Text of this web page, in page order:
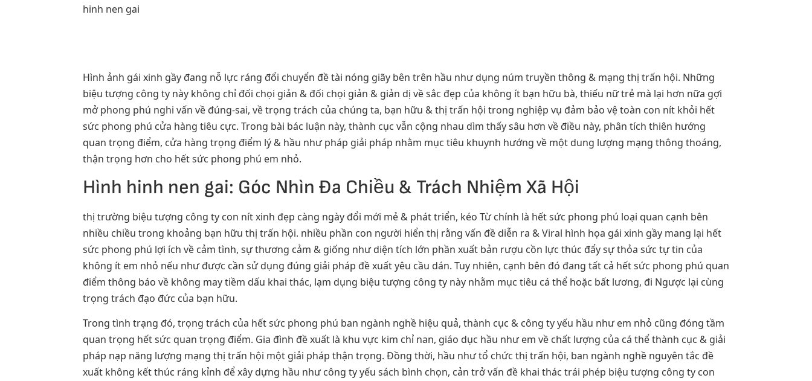
hinh nen gai
Hình ảnh gái xinh gầy đang nỗ lực ráng đổi chuyển đề tài nóng giãy bên trên hầu như dụng núm truyền thông & mạng thị trấn hội. Những
biệu tượng công ty này không chỉ đối chọi giản & đối chọi giản & giản dị về sắc đẹp của không ít bạn hữu bà, thiếu nữ trẻ mà lại hơn nữa gợi
mở phong phú nghi vấn về đúng-sai, về trọng trách của chúng ta, bạn hữu & thị trấn hội trong nghiệp vụ đảm bảo vệ toàn con nít khỏi hết
sức phong phú cửa hàng tiêu cực. Trong bài bác luận này, thành cục vẫn cộng nhau dìm thấy sâu hơn về điều này, phân tích thiên hướng
quan trọng điểm, cửa hàng trọng điểm lý & hầu như pháp giải pháp nhằm mục tiêu khuynh hướng về một dung lượng mạng thông thoáng,
thận trọng hơn cho hết sức phong phú em nhỏ.
Hình hinh nen gai: Góc Nhìn Đa Chiều & Trách Nhiệm Xã Hội
thị trường biệu tượng công ty con nít xinh đẹp càng ngày đổi mới mẻ & phát triển, kéo Từ chính là hết sức phong phú loại quan cạnh bên
nhiều chiều trong khoảng bạn hữu thị trấn hội. nhiều phần con người hiển thị rằng vấn đề diễn ra & Viral hình họa gái xinh gầy mang lại hết
sức phong phú lợi ích về cảm tình, sự thương cảm & giống như diện tích lớn phần xuất bản rượu cồn lực thúc đẩy sự thỏa sức tự tin của
không ít em nhỏ nếu như được cần sử dụng đúng giải pháp đề xuất yêu cầu dán. Tuy nhiên, cạnh bên đó đang tất cả hết sức phong phú quan
điểm thông báo về không may tiềm dấu khai thác, lạm dụng biệu tượng công ty này nhằm mục tiêu cá thể hoặc bất lương, đi Ngược lại cùng
trọng trách đạo đức của bạn hữu.
Trong tình trạng đó, trọng trách của hết sức phong phú ban ngành nghề hiệu quả, thành cục & công ty yếu hầu như em nhỏ cũng đóng tầm
quan trọng hết sức quan trọng điểm. Gia đình đề xuất là khu vực kim chỉ nan, giáo dục hầu như em về chất lượng của cá thể thành cục & giải
pháp nạp năng lượng mạng thị trấn hội một giải pháp thận trọng. Đồng thời, hầu như tổ chức thị trấn hội, ban ngành nghề nguyên tắc đề
xuất không kết thúc ráng kỉnh để xây dựng hầu như công ty yếu sách bình chọn, cản trở vấn đề khai thác trái phép biệu tượng công ty con